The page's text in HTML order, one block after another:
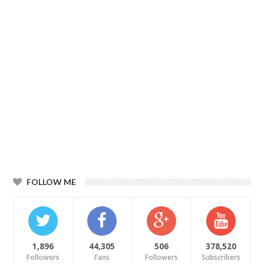
FOLLOW ME
1,896
Followers
44,305
Fans
506
Followers
378,520
Subscribers